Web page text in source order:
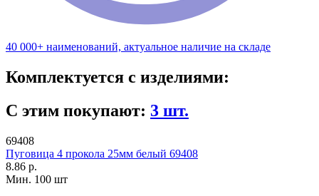
40 000+ наименований, актуальное наличие на складе
Комплектуется с изделиями:
С этим покупают: 3 шт.
69408
Пуговица 4 прокола 25мм белый 69408
8.86 р.
Мин. 100 шт